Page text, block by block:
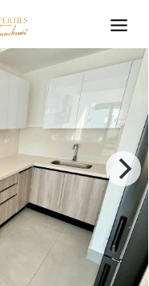
con